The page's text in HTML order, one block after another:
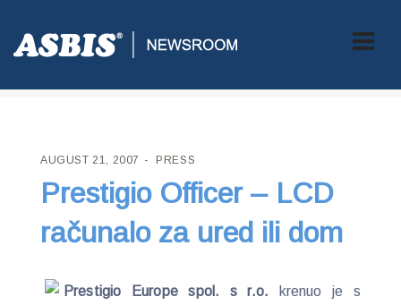
ASBIS CROATIA >PRESS> PRESTIGIO OFFICER – LCD
RAČUNALO ZA URED ILI DOM
AUGUST 21, 2007 PRESS
Prestigio Officer – LCD
računalo za ured ili dom
Prestigio Europe spol. s r.o. krenuo je s